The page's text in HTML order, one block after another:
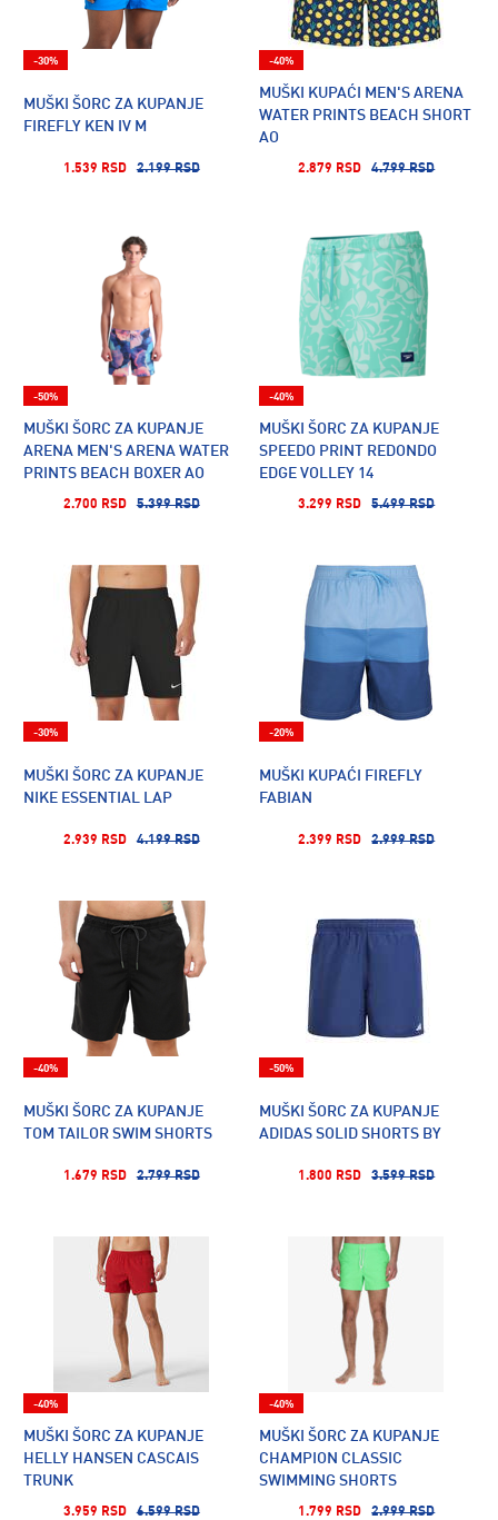
MUŠKI ŠORC ZA KUPANJE
FIREFLY KEN IV M
1.539 RSD 2.199 RSD
-30%
MUŠKI KUPAĆI MEN'S ARENA
WATER PRINTS BEACH SHORT
AO
2.879 RSD 4.799 RSD
-40%
MUŠKI ŠORC ZA KUPANJE
ARENA MEN'S ARENA WATER
PRINTS BEACH BOXER AO
2.700 RSD 5.399 RSD
-50%
MUŠKI ŠORC ZA KUPANJE
SPEEDO PRINT REDONDO
EDGE VOLLEY 14
3.299 RSD 5.499 RSD
-40%
MUŠKI ŠORC ZA KUPANJE
NIKE ESSENTIAL LAP
2.939 RSD 4.199 RSD
-30%
MUŠKI KUPAĆI FIREFLY
FABIAN
2.399 RSD 2.999 RSD
-20%
MUŠKI ŠORC ZA KUPANJE
TOM TAILOR SWIM SHORTS
1.679 RSD 2.799 RSD
-40%
MUŠKI ŠORC ZA KUPANJE
ADIDAS SOLID SHORTS BY
1.800 RSD 3.599 RSD
-50%
MUŠKI ŠORC ZA KUPANJE
HELLY HANSEN CASCAIS
TRUNK
3.959 RSD 6.599 RSD
-40%
MUŠKI ŠORC ZA KUPANJE
CHAMPION CLASSIC
SWIMMING SHORTS
1.799 RSD 2.999 RSD
-40%